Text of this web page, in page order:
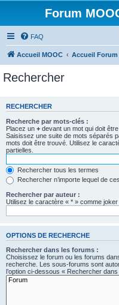
Forum
FAQ
Accueil MOOC Accueil Forum
Rechercher
RECHERCHER
Recherche par mots-clés :
Placez un + devant un mot qui doit
Saisissez une suite de mots séparés
mots doit être trouvé. Utilisez le
partielles.
Rechercher tous les termes
Rechercher n’importe lequel de
Rechercher par auteur :
Utilisez le caractère « * » comme
OPTIONS DE RECHERCHE
Rechercher dans les forums :
Choisissez le forum ou les forums
recherche. Les sous-forums sont
l’option ci-dessous « Rechercher